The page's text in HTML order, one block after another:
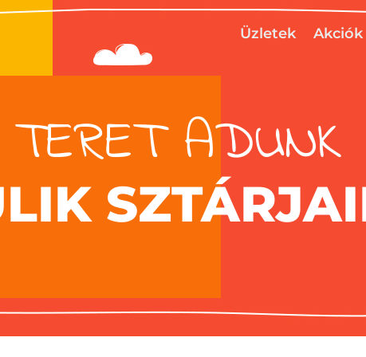
Üzletek Akciók
TERET ADUNK